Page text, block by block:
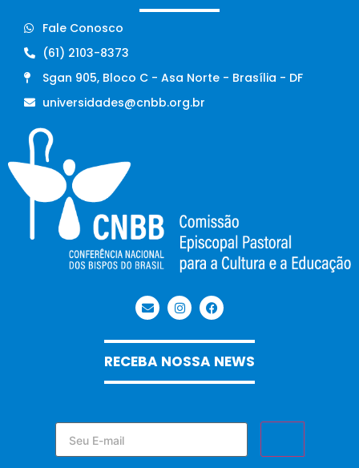
Fale Conosco
(61) 2103-8373
Sgan 905, Bloco C - Asa Norte - Brasília - DF
universidades@cnbb.org.br
RECEBA NOSSA NEWS